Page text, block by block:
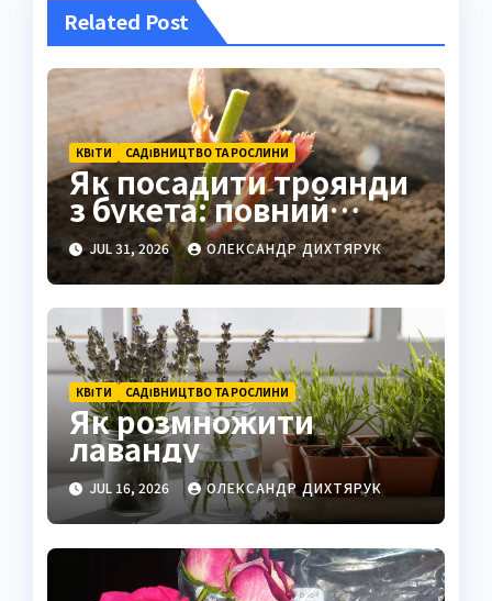
Related Post
КВІТИ САДІВНИЦТВО ТА РОСЛИНИ
Як посадити троянди
з букета: повний
посібник з укорінення
живців
JUL 31, 2026 ОЛЕКСАНДР ДИХТЯРУК
КВІТИ САДІВНИЦТВО ТА РОСЛИНИ
Як розмножити
лаванду
JUL 16, 2026 ОЛЕКСАНДР ДИХТЯРУК